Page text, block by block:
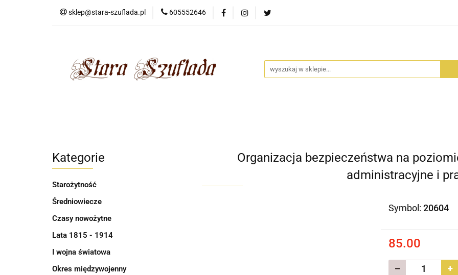
sklep@stara-szuflada.pl 605552646
NOWOŚCI STARA SZUFLADA
Kategorie
Starożytność
Średniowiecze
Czasy nowożytne
Lata 1815 - 1914
I wojna światowa
Okres międzywojenny
Organizacja bezpieczeństwa na
administracyjne i
Symbol:20604
85.00